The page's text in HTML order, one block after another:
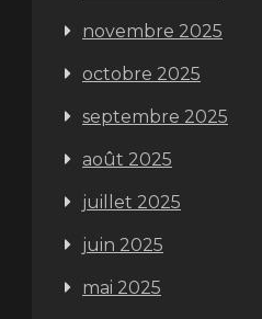
novembre 2025
octobre 2025
septembre 2025
août 2025
juillet 2025
juin 2025
mai 2025